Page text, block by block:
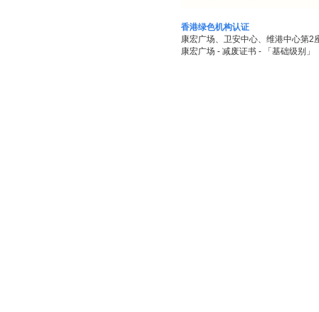
香港绿色机构认证
康宏广场、卫安中心、维港中心第2
康宏广场 - 减废证书 - 「基础级别」